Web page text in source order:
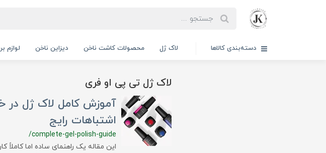
دسته‌بندی کالاها لاک ژل محصولات کاشت ناخن دیزاین ناخن لوازم
لاک ژل تی پی او فری
آموزش کامل لاک ژل در
اشتباهات رایج
/complete-gel-polish-guide
این مقاله یک راهنمای ساده اما کاملاً